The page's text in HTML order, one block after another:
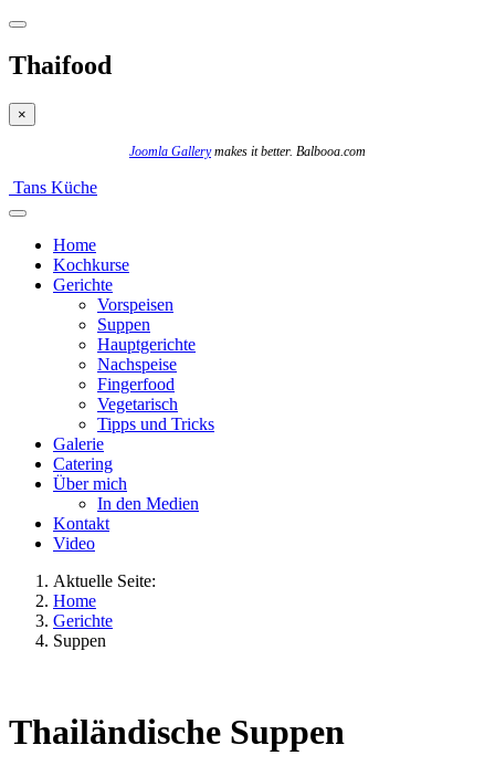
Thaifood
×
Joomla Gallerymakes it better. Balbooa.com
Tans Küche
Home
Kochkurse
Gerichte
Vorspeisen
Suppen
Hauptgerichte
Nachspeise
Fingerfood
Vegetarisch
Tipps und Tricks
Galerie
Catering
Über mich
In den Medien
Kontakt
Video
Aktuelle Seite:
Home
Gerichte
Suppen
Thailändische Suppen